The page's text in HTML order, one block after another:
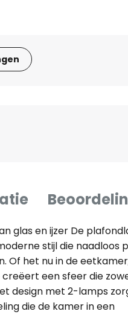
glas en ijzer De
stijl die naadloos
Of het nu in de
een sfeer die
design met 2-lamps
die de kamer in een